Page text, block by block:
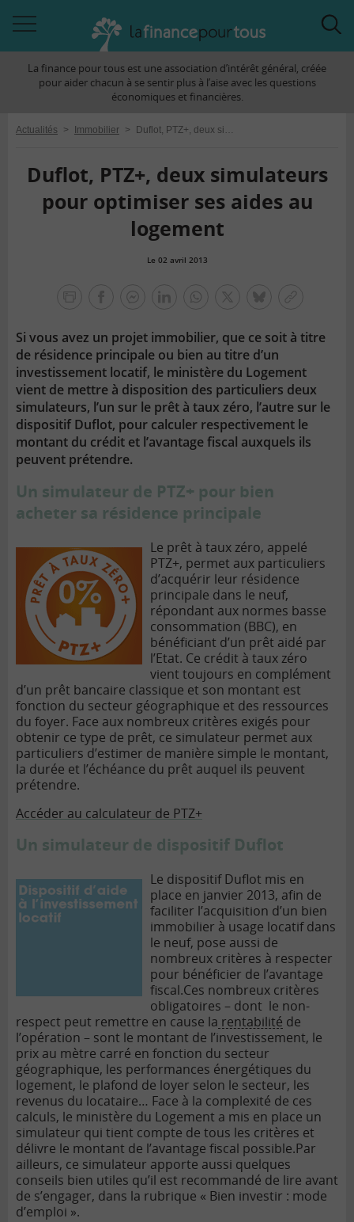
àLa finance pour tous est une association d’intérêt général, créée
pour aider chacun à se sentir plus à l’aise avec les questions
économiques et financières.
Actualités > Immobilier > Duflot, PTZ+, deux simulateurs pour optimiser ses aides au logement
Duflot, PTZ+, deux simulateurs
pour optimiser ses aides au
logement
Le 02 avril 2013
lien
Si vous avez un projet immobilier, que ce soit à titre
de résidence principale ou bien au titre d’un
investissement locatif, le ministère du Logement
vient de mettre à disposition des particuliers deux
simulateurs, l’un sur le prêt à taux zéro, l’autre sur le
dispositif Duflot, pour calculer respectivement le
montant du crédit et l’avantage fiscal auxquels ils
peuvent prétendre.
Un simulateur de PTZ+ pour bien
acheter sa résidence principale
Le prêt à taux zéro, appelé
PTZ+, permet aux particuliers
d’acquérir leur résidence
principale dans le neuf,
répondant aux normes basse
consommation (BBC), en
bénéficiant d’un prêt aidé par
l’Etat. Ce crédit à taux zéro
vient toujours en complément
d’un prêt bancaire classique et son montant est
fonction du secteur géographique et des ressources
du foyer. Face aux nombreux critères exigés pour
obtenir ce type de prêt, ce simulateur permet aux
particuliers d’estimer de manière simple le montant,
la durée et l’échéance du prêt auquel ils peuvent
prétendre.
Accéder au calculateur de PTZ+
Un simulateur de dispositif Duflot
Le dispositif Duflot mis en
place en janvier 2013, afin de
faciliter l’acquisition d’un bien
immobilier à usage locatif dans
le neuf, pose aussi de
nombreux critères à respecter
pour bénéficier de l’avantage
fiscal.Ces nombreux critères
obligatoires – dont le non-
respect peut remettre en cause la rentabilité de
l’opération – sont le montant de l’investissement, le
prix au mètre carré en fonction du secteur
géographique, les performances énergétiques du
logement, le plafond de loyer selon le secteur, les
revenus du locataire… Face à la complexité de ces
calculs, le ministère du Logement a mis en place un
simulateur qui tient compte de tous les critères et
délivre le montant de l’avantage fiscal possible.Par
ailleurs, ce simulateur apporte aussi quelques
conseils bien utiles qu’il est recommandé de lire avant
de s’engager, dans la rubrique « Bien investir : mode
d’emploi ».